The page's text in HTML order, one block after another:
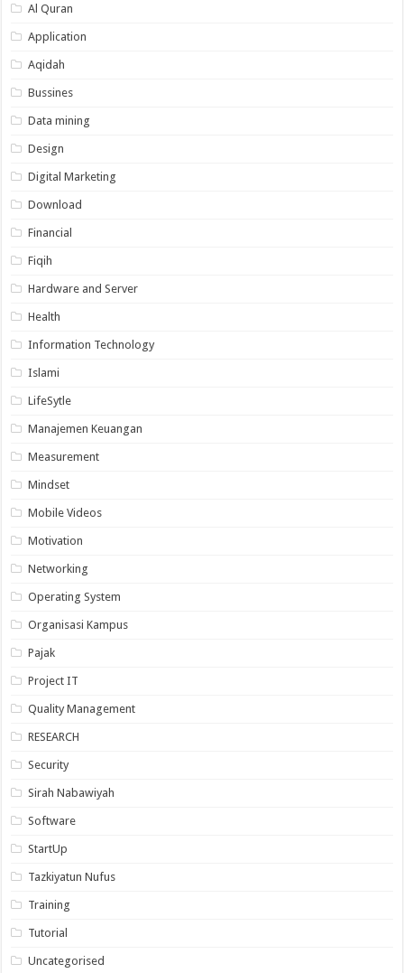
Al Quran
Application
Aqidah
Bussines
Data mining
Design
Digital Marketing
Download
Financial
Fiqih
Hardware and Server
Health
Information Technology
Islami
LifeSytle
Manajemen Keuangan
Measurement
Mindset
Mobile Videos
Motivation
Networking
Operating System
Organisasi Kampus
Pajak
Project IT
Quality Management
RESEARCH
Security
Sirah Nabawiyah
Software
StartUp
Tazkiyatun Nufus
Training
Tutorial
Uncategorised